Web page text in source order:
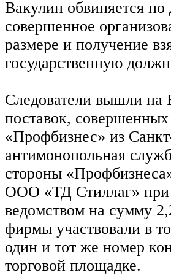
Вакулин обвиняется
совершенное
размере и получение
государственную
Следователи вышли на
поставок,
«Профбизнес» из
антимонопольная
стороны
ООО «ТД Стиллаг» при
ведомством на сумму
фирмы участвовали в
один и тот же номер
торговой площадке.